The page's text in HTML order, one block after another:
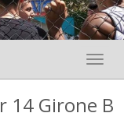
14 Girone B